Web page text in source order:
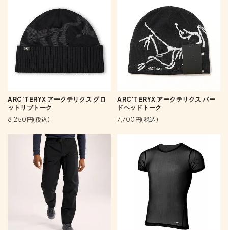
ARC'TERYX アークテリクス グロ
ットリブトーク
8,250円(税込)
ARC'TERYX アークテリクス バー
ドヘッドトーク
7,700円(税込)